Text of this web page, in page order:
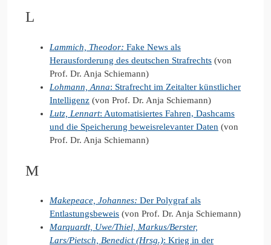
L
Lammich, Theodor: Fake News als
Herausforderung des deutschen Strafrechts (von
Prof. Dr. Anja Schiemann)
Lohmann, Anna: Strafrecht im Zeitalter künstlicher
Intelligenz (von Prof. Dr. Anja Schiemann)
Lutz, Lennart: Automatisiertes Fahren, Dashcams
und die Speicherung beweisrelevanter Daten (von
Prof. Dr. Anja Schiemann)
M
Makepeace, Johannes: Der Polygraf als
Entlastungsbeweis (von Prof. Dr. Anja Schiemann)
Marquardt, Uwe/Thiel, Markus/Berster,
Lars/Pietsch, Benedict (Hrsg.): Krieg in der